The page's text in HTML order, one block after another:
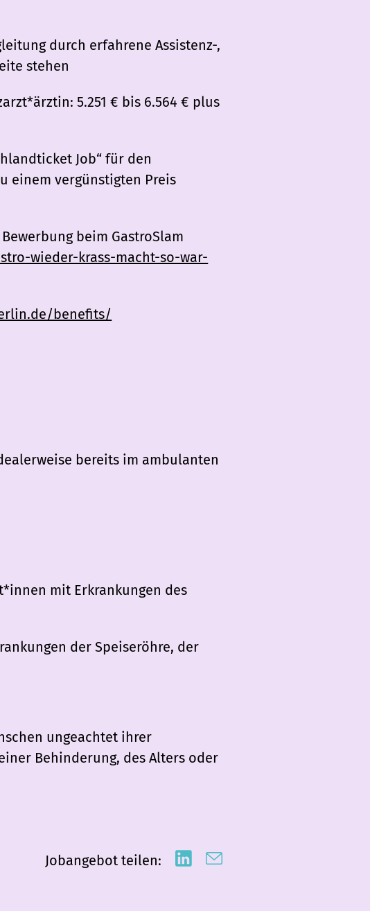
durch erfahrene Assistenz-,
stehen
5.251 € bis 6.564 € plus
Job“ für den
einem vergünstigten Preis
beim GastroSlam
wieder-krass-macht-so-war-
benefits/
bereits im ambulanten
mit Erkrankungen des
der Speiseröhre, der
ungeachtet ihrer
Behinderung, des Alters oder
Jobangebot teilen: